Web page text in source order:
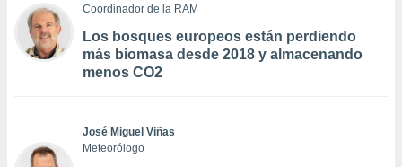
Coordinador de la RAM
Los bosques europeos están perdiendo
más biomasa desde 2018 y almacenando
menos CO2
José Miguel Viñas
Meteorólogo